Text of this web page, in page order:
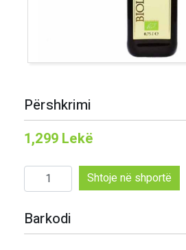
Përshkrimi
1,299 Lekë
Sasi
Desantis
ulliri
ekstra
Shtoje në shportë
Barkodi